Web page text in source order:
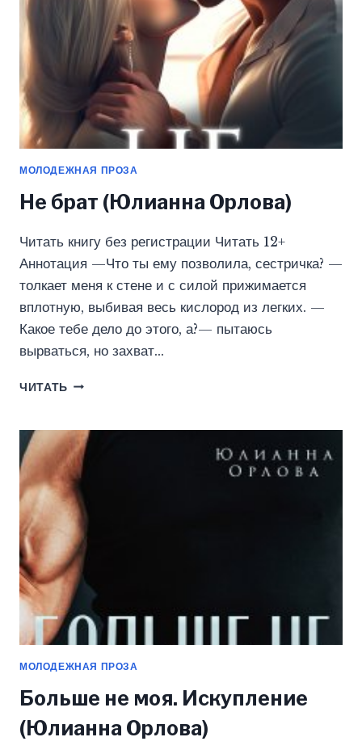
МОЛОДЕЖНАЯ ПРОЗА
Не брат (Юлианна Орлова)
Читать книгу без регистрации Читать 12+
Аннотация —Что ты ему позволила, сестричка? —
толкает меня к стене и с силой прижимается
вплотную, выбивая весь кислород из легких. —
Какое тебе дело до этого, а?— пытаюсь
вырваться, но захват…
ЧИТАТЬ НЕ
ОРЛОВА)
МОЛОДЕЖНАЯ ПРОЗА
Больше не моя. Искупление
(Юлианна Орлова)